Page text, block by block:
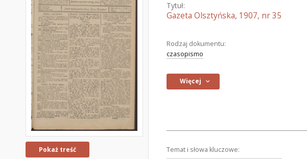
Pokaż treść
Tytuł:
Gazeta Olsztyńska, 1907, nr 35
Rodzaj dokumentu:
czasopismo
Więcej
Temat i słowa kluczowe: